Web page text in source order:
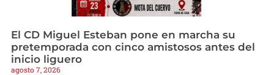
El CD Miguel Esteban pone en marcha su
pretemporada con cinco amistosos antes del
inicio liguero
agosto 7, 2026